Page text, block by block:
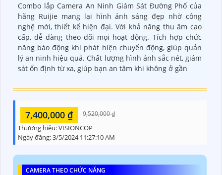
Combo lắp Camera An Ninh Giám Sát Đường Phố của
hãng Ruijie mang lại hình ảnh sáng đẹp nhờ công
nghệ mới, thiết kế hiện đại. Với khả năng thu âm cao
cấp, dễ dàng theo dõi mọi hoạt động. Tích hợp chức
năng báo động khi phát hiện chuyển động, giúp quản
lý an ninh hiệu quả. Chất lượng hình ảnh sắc nét, giám
sát ổn định từ xa, giúp bạn an tâm khi không ở gần
7,400,000 ₫ 9,520,000 ₫
Thương hiệu:VISIONCOP
Ngày đăng:3/5/2024 11:27:10 AM
CAMERA THEO CHỨC NĂNG